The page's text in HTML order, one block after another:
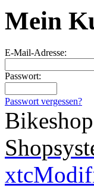
Mein
E-Mail-Adresse:
Passwort:
Passwort vergessen?